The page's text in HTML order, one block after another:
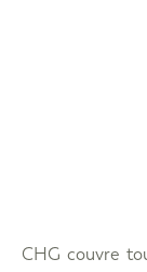
CHG couvre